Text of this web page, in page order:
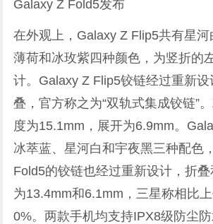
Galaxy Z Fold5发布
在外观上，Galaxy Z Flip5共有星
薄荷和冰玫紫四种颜色，为竖折的
计。Galaxy Z Flip5铰链经过重新
叠，官方称之为“双轨式集成铰链”
度为15.1mm，展开为6.9mm。
冰萃蓝、星河白和宇夜黑三种配色
Fold5的铰链也经过重新设计，折叠
为13.4mm和6.1mm，三星称相比
0%。两款手机均支持IPX8级防尘防